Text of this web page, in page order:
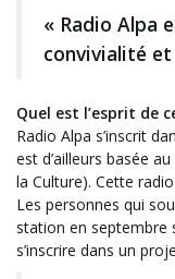
« Radio Alpa
convivialité
Quel est l’esprit de
Radio Alpa s’inscrit
est d’ailleurs basée
la Culture). Cette
Les personnes qui
station en septembre
s’inscrire dans un